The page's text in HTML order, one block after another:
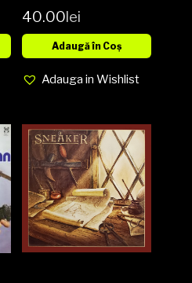
Vinyl, LP,
Album media
40.00lei
Adaugă în Coș
Adauga in Wishlist